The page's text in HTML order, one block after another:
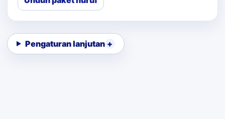
Pengaturan lanjutan